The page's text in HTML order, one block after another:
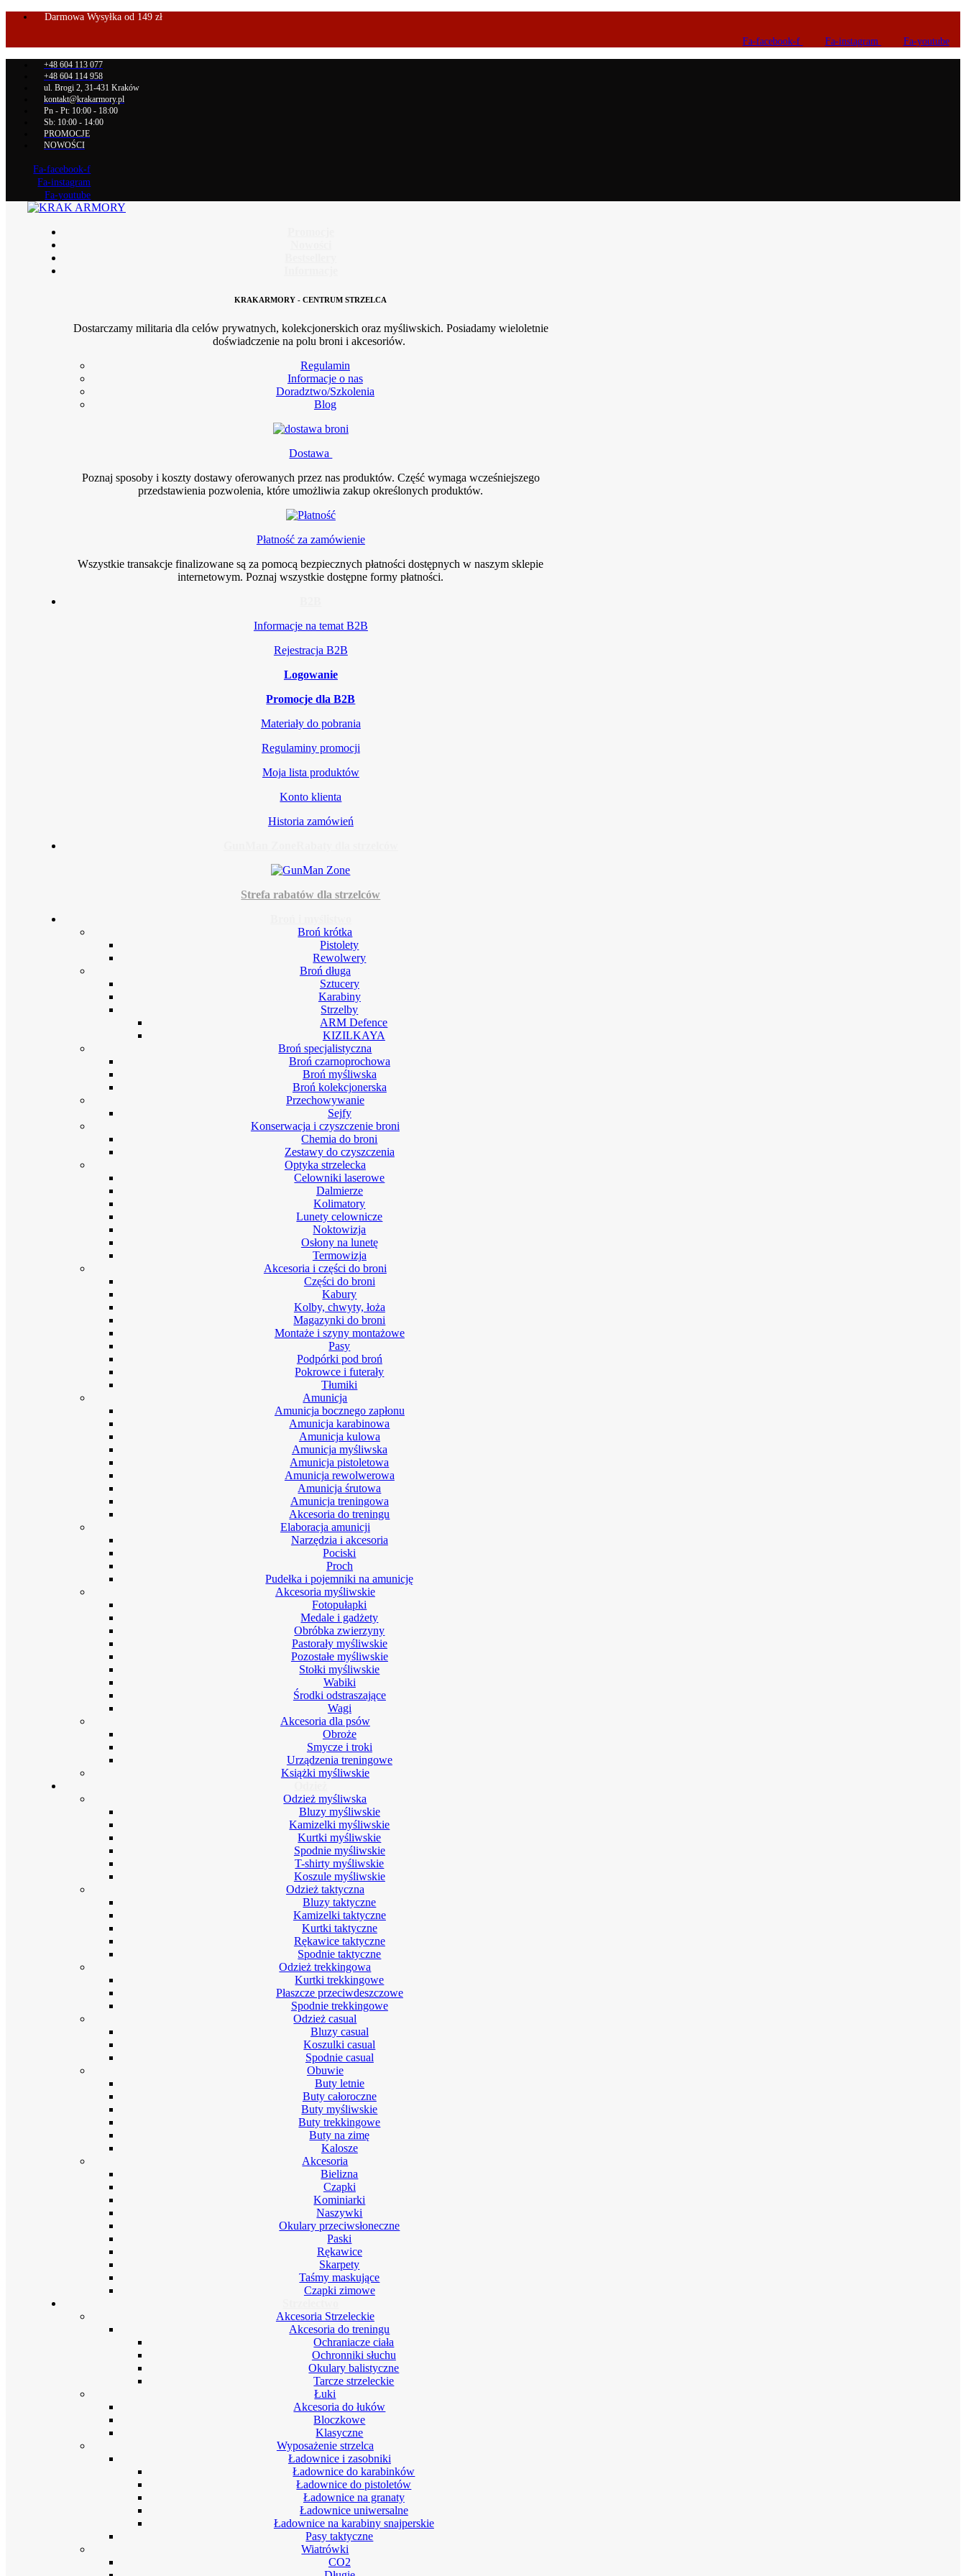
Darmowa Wysyłka od 149 zł
Fa-facebook-f Fa-instagram Fa-youtube
+48 604 113 077
+48 604 114 958
ul. Brogi 2, 31-431 Kraków
kontakt@krakarmory.pl
Pn - Pt: 10:00 - 18:00
Sb: 10:00 - 14:00
PROMOCJE
NOWOŚCI
Fa-facebook-f
Fa-instagram
Fa-youtube
KRAKARMORY - CENTRUM STRZELCA
Dostarczamy militaria dla celów prywatnych, kolekcjonerskich oraz myśliwskich. Posiadamy wieloletnie
doświadczenie na polu broni i akcesoriów.
Regulamin
Informacje o nas
Doradztwo/Szkolenia
Blog
Dostawa
Poznaj sposoby i koszty dostawy oferowanych przez nas produktów. Część wymaga wcześniejszego
przedstawienia pozwolenia, które umożliwia zakup określonych produktów.
Płatność za zamówienie
Wszystkie transakcje finalizowane są za pomocą bezpiecznych płatności dostępnych w naszym sklepie
internetowym. Poznaj wszystkie dostępne formy płatności.
Informacje na temat B2B
Rejestracja B2B
Logowanie
Promocje dla B2B
Materiały do pobrania
Regulaminy promocji
Moja lista produktów
Konto klienta
Historia zamówień
Strefa rabatów dla strzelców
Broń krótka
Pistolety
Rewolwery
Broń długa
Sztucery
Karabiny
Strzelby
ARM Defence
KIZILKAYA
Broń specjalistyczna
Broń czarnoprochowa
Broń myśliwska
Broń kolekcjonerska
Przechowywanie
Sejfy
Konserwacja i czyszczenie broni
Chemia do broni
Zestawy do czyszczenia
Optyka strzelecka
Celowniki laserowe
Dalmierze
Kolimatory
Lunety celownicze
Noktowizja
Osłony na lunetę
Termowizja
Akcesoria i części do broni
Części do broni
Kabury
Kolby, chwyty, łoża
Magazynki do broni
Montaże i szyny montażowe
Pasy
Podpórki pod broń
Pokrowce i futerały
Tłumiki
Amunicja
Amunicja bocznego zapłonu
Amunicja karabinowa
Amunicja kulowa
Amunicja myśliwska
Amunicja pistoletowa
Amunicja rewolwerowa
Amunicja śrutowa
Amunicja treningowa
Akcesoria do treningu
Elaboracja amunicji
Narzędzia i akcesoria
Pociski
Proch
Pudełka i pojemniki na amunicję
Akcesoria myśliwskie
Fotopułapki
Medale i gadżety
Obróbka zwierzyny
Pastorały myśliwskie
Pozostałe myśliwskie
Stołki myśliwskie
Wabiki
Środki odstraszające
Wagi
Akcesoria dla psów
Obroże
Smycze i troki
Urządzenia treningowe
Książki myśliwskie
Odzież myśliwska
Bluzy myśliwskie
Kamizelki myśliwskie
Kurtki myśliwskie
Spodnie myśliwskie
T-shirty myśliwskie
Koszule myśliwskie
Odzież taktyczna
Bluzy taktyczne
Kamizelki taktyczne
Kurtki taktyczne
Rękawice taktyczne
Spodnie taktyczne
Odzież trekkingowa
Kurtki trekkingowe
Płaszcze przeciwdeszczowe
Spodnie trekkingowe
Odzież casual
Bluzy casual
Koszulki casual
Spodnie casual
Obuwie
Buty letnie
Buty całoroczne
Buty myśliwskie
Buty trekkingowe
Buty na zimę
Kalosze
Akcesoria
Bielizna
Czapki
Kominiarki
Naszywki
Okulary przeciwsłoneczne
Paski
Rękawice
Skarpety
Taśmy maskujące
Czapki zimowe
Akcesoria Strzeleckie
Akcesoria do treningu
Ochraniacze ciała
Ochronniki słuchu
Okulary balistyczne
Tarcze strzeleckie
Łuki
Akcesoria do łuków
Bloczkowe
Klasyczne
Wyposażenie strzelca
Ładownice i zasobniki
Ładownice do karabinków
Ładownice do pistoletów
Ładownice na granaty
Ładownice uniwersalne
Ładownice na karabiny snajperskie
Pasy taktyczne
Wiatrówki
CO2